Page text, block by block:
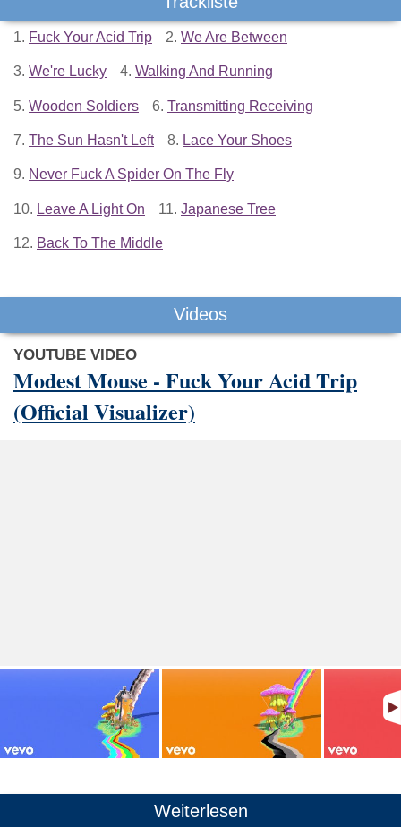
1. Fuck Your Acid Trip 2. We Are Between
3. We're Lucky 4. Walking And Running
5. Wooden Soldiers 6. Transmitting Receiving
7. The Sun Hasn't Left 8. Lace Your Shoes
9. Never Fuck A Spider On The Fly
10. Leave A Light On 11. Japanese Tree
12. Back To The Middle
Videos
YOUTUBE VIDEO
Modest Mouse - Fuck Your Acid Trip
(Official Visualizer)
Weiterlesen